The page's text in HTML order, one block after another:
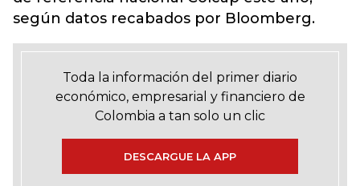
según datos recabados por Bloomberg.
Toda la información del primer diario
económico, empresarial y financiero de
Colombia a tan solo un clic
DESCARGUE LA APP